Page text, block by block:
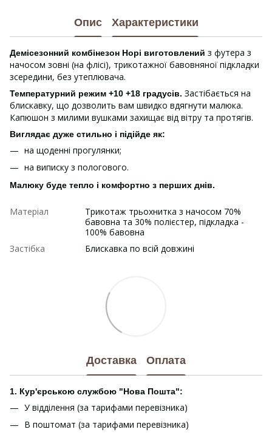
Опис Характеристики
Демісезонний комбінезон Норі виготовлений з футера з
начосом зовні (на флісі), трикотажної бавовняної підкладки
зсередини, без утеплювача.
Температурний режим +10 +18 градусів. Застібається на
блискавку, що дозволить вам швидко вдягнути малюка.
Капюшон з милими вушками захищає від вітру та протягів.
Виглядає дуже стильно і підійде як:
на щоденні прогулянки;
на виписку з пологового.
Малюку буде тепло і комфортно з перших днів.
Матеріал
Трикотаж трьохнитка з начосом 70%
бавовна та 30% полієстер, підкладка -
100% бавовна
Застібка
Блискавка по всій довжині
Доставка Оплата
1. Кур'єрською службою "Нова Пошта":
У відділення (за тарифами перевізника)
В поштомат (за тарифами перевізника)